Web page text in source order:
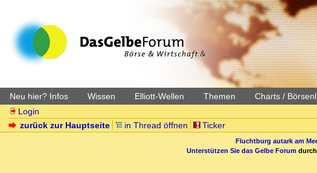
Neu hier? Infos Wissen Elliott-Wellen Themen Charts /
Login
zurück zur Hauptseite
in Thread öffnen Ticker
Fluchtburg autark am
Unterstützen Sie das Gelbe Forum durch